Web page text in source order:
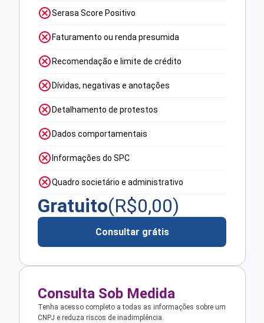
Serasa Score Positivo
Faturamento ou renda presumida
Recomendação e limite de crédito
Dívidas, negativas e anotações
Detalhamento de protestos
Dados comportamentais
Informações do SPC
Quadro societário e administrativo
Gratuito(R$0,00)
Consultar grátis
Consulta Sob Medida
Tenha acesso completo a todas as informações sobre um
CNPJ e reduza riscos de inadimplência.